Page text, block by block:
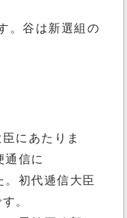
。谷は新選組の
にあたりま
通信に
。初代逓信大臣
。